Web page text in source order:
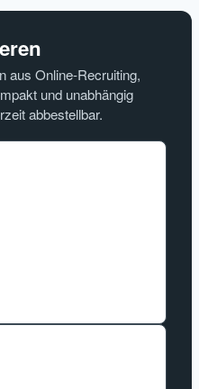
aus Online-Recruiting,
und unabhängig
abbestellbar.